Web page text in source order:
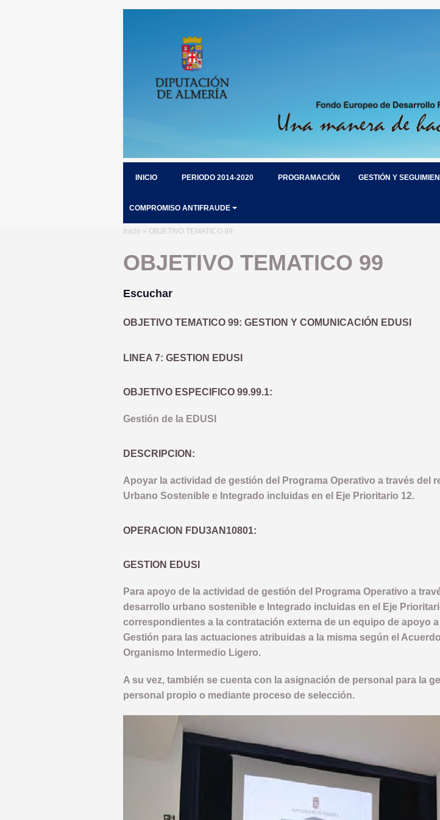
INICIO PERIODO 2014-2020 PROGRAMACIÓN GESTIÓN Y
COMPROMISO ANTIFRAUDE
Inicio » OBJETIVO TEMATICO 99
OBJETIVO TEMATICO 99
Escuchar
OBJETIVO TEMATICO 99: GESTION Y COMUNICACIÓN EDUSI
LINEA 7: GESTION EDUSI
OBJETIVO ESPECIFICO 99.99.1:
Gestión de la EDUSI
DESCRIPCION:
Apoyar la actividad de gestión del Programa Operativo a través del
Urbano Sostenible e Integrado incluidas en el Eje Prioritario 12.
OPERACION FDU3AN10801:
GESTION EDUSI
Para apoyo de la actividad de gestión del Programa Operativo a
desarrollo urbano sostenible e Integrado incluidas en el Eje
correspondientes a la contratación externa de un equipo de apoyo
Gestión para las actuaciones atribuidas a la misma según el
Organismo Intermedio Ligero.
A su vez, también se cuenta con la asignación de personal para la
personal propio o mediante proceso de selección.